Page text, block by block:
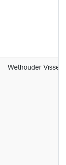
Wethouder Visser